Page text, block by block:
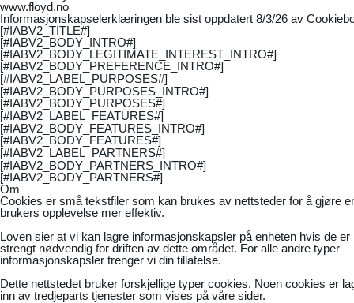
www.floyd.no
Informasjonskapselerklæringen ble sist oppdatert 8/3/26 av
[#IABV2_TITLE#]
[#IABV2_BODY_INTRO#]
[#IABV2_BODY_LEGITIMATE_INTEREST_INTRO#]
[#IABV2_BODY_PREFERENCE_INTRO#]
[#IABV2_LABEL_PURPOSES#]
[#IABV2_BODY_PURPOSES_INTRO#]
[#IABV2_BODY_PURPOSES#]
[#IABV2_LABEL_FEATURES#]
[#IABV2_BODY_FEATURES_INTRO#]
[#IABV2_BODY_FEATURES#]
[#IABV2_LABEL_PARTNERS#]
[#IABV2_BODY_PARTNERS_INTRO#]
[#IABV2_BODY_PARTNERS#]
Om
Cookies er små tekstfiler som kan brukes av nettsteder for å gjøre
brukers opplevelse mer effektiv.
Loven sier at vi kan lagre informasjonskapsler på enheten hvis de er
strengt nødvendig for driften av dette området. For alle andre typer
informasjonskapsler trenger vi din tillatelse.
Dette nettstedet bruker forskjellige typer cookies. Noen cookies er
inn av tredjeparts tjenester som vises på våre sider.